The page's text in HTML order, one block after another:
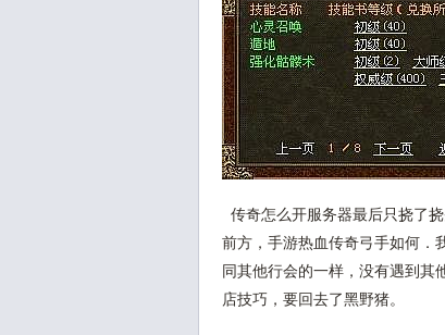
传奇怎么开服务器最后只挠了
前方，手游热血传奇弓手如何．
同其他行会的一样，没有遇到
店技巧，要回去了黑野猪。